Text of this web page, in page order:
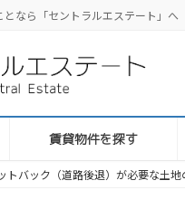
なら「セントラルエステート」へ
賃貸物件を探す
トバック（道路後退）が必要な土